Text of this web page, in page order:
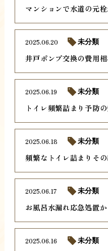
マンションで水道の元
井戸ポンプ交換の費用
2025.06.20 未分類
トイレ頻繁詰まり予防
2025.06.19 未分類
頻繁なトイレ詰まりそ
2025.06.18 未分類
お風呂水漏れ応急処置
2025.06.17 未分類
2025.06.16 未分類